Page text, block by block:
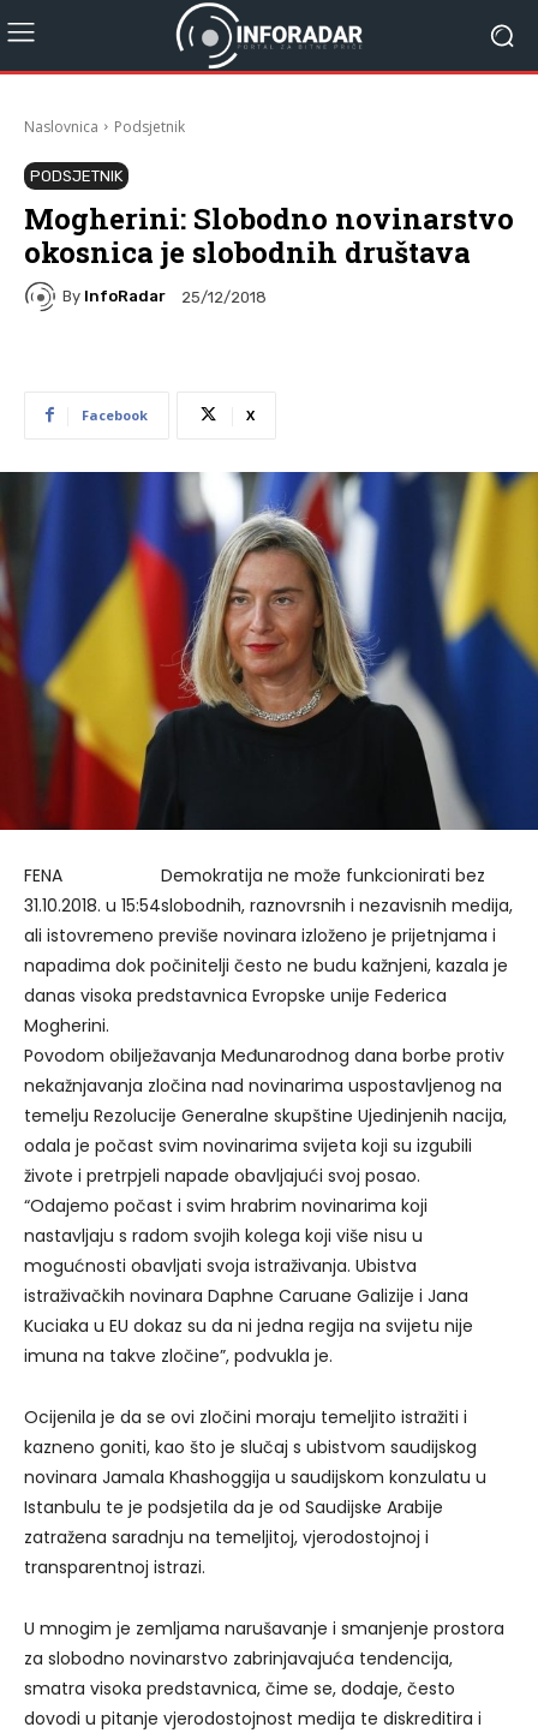
Naslovnica Podsjetnik
PODSJETNIK
Mogherini: Slobodno novinarstvo
okosnica je slobodnih društava
By InfoRadar 25/12/2018
Facebook X
FENA
31.10.2018. u 15:54
Demokratija ne može funkcionirati bez
slobodnih, raznovrsnih i nezavisnih medija,
ali istovremeno previše novinara izloženo je prijetnjama i
napadima dok počinitelji često ne budu kažnjeni, kazala je
danas visoka predstavnica Evropske unije Federica
Mogherini.
Povodom obilježavanja Međunarodnog dana borbe protiv
nekažnjavanja zločina nad novinarima uspostavljenog na
temelju Rezolucije Generalne skupštine Ujedinjenih nacija,
odala je počast svim novinarima svijeta koji su izgubili
živote i pretrpjeli napade obavljajući svoj posao.
“Odajemo počast i svim hrabrim novinarima koji
nastavljaju s radom svojih kolega koji više nisu u
mogućnosti obavljati svoja istraživanja. Ubistva
istraživačkih novinara Daphne Caruane Galizije i Jana
Kuciaka u EU dokaz su da ni jedna regija na svijetu nije
imuna na takve zločine”, podvukla je.
Ocijenila je da se ovi zločini moraju temeljito istražiti i
kazneno goniti, kao što je slučaj s ubistvom saudijskog
novinara Jamala Khashoggija u saudijskom konzulatu u
Istanbulu te je podsjetila da je od Saudijske Arabije
zatražena saradnju na temeljitoj, vjerodostojnoj i
transparentnoj istrazi.
U mnogim je zemljama narušavanje i smanjenje prostora
za slobodno novinarstvo zabrinjavajuća tendencija,
smatra visoka predstavnica, čime se, dodaje, često
dovodi u pitanje vjerodostojnost medija te diskreditira i